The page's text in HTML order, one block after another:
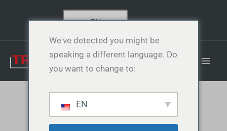
RU
Рециркуляционные
h
p
We've detected you might be
speaking a different language. Do
you want to change to:
EN